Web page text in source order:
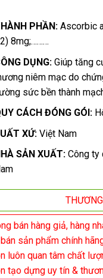
PHẦN: Ascorbic
8mg;………
DỤNG: Giúp tăng
niêm mạc do
sức bền thành
CÁCH ĐÓNG GÓI:
XỨ: Việt Nam
SẢN XUẤT: Công ty
bán hàng giả, hàng
sản phẩm chính
luôn quan tâm chất
tạo dựng uy tín &